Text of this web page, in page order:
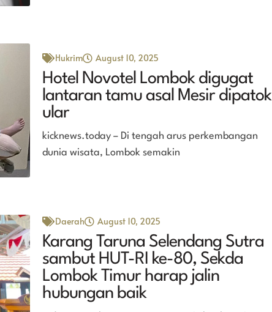
Hukrim August 10, 2025
Hotel Novotel Lombok digugat
lantaran tamu asal Mesir dipatok
ular
kicknews.today – Di tengah arus perkembangan
dunia wisata, Lombok semakin
Daerah August 10, 2025
Karang Taruna Selendang Sutra
sambut HUT-RI ke-80, Sekda
Lombok Timur harap jalin
hubungan baik